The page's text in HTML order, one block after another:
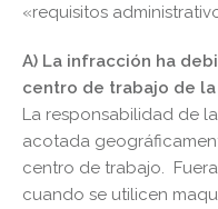
«requisitos
A) La infracción ha
centro de trabajo de
La responsabilidad de
acotada
centro de trabajo.
cuando se utilicen